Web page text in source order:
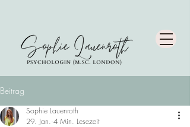
Beitrag
Sophie Lauenroth
29. Jan. 4 Min. Lesezeit